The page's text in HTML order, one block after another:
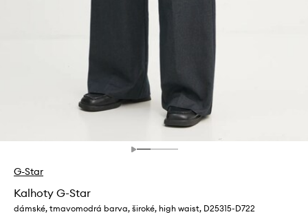
G-Star
Kalhoty G-Star
dámské, tmavomodrá barva, široké, high waist, D25315-D722